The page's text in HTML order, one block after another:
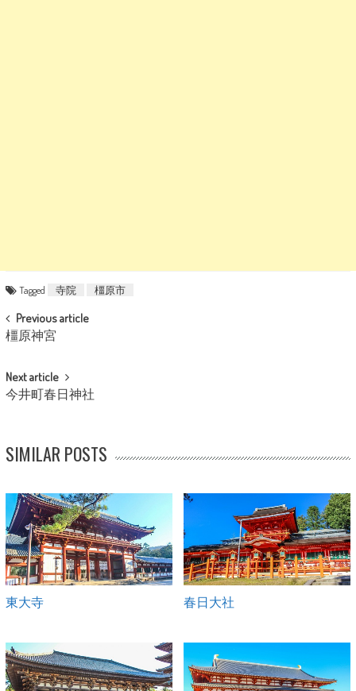
Tagged 寺院 橿原市
POST NAVIGATION
Previous article
橿原神宮
Next article
今井町春日神社
SIMILAR POSTS
東大寺 春日大社